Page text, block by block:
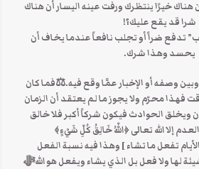
هناك خيرًا ينتظرك ورفت عينه اليسار أن هناك
شرا قد يقع عليك؟!
تدفع ضراً أو تجلب نافعاً عندما يخاف أن
يحسد وهذا شرك.
وصفه أو الإخبار عمَّا وقع فيه.⚖️فما كان
فهذا محرّم ولا يجوز ما لم يعتقد أن الزمان
ويخلق الحوادث فيكون شركاً أكبر فلا خالق
إلا الله تعالى ﴿اللّهُ خَالِقُ كُلِّ شَيْءٍ﴾
تفعل ما تشاء ] وهذا فيه نسبة الفعل
لها ولا فعل بل الذي يشاء ويفعل هو اللهﷻ